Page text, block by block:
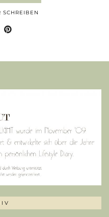
SCHREIBEN